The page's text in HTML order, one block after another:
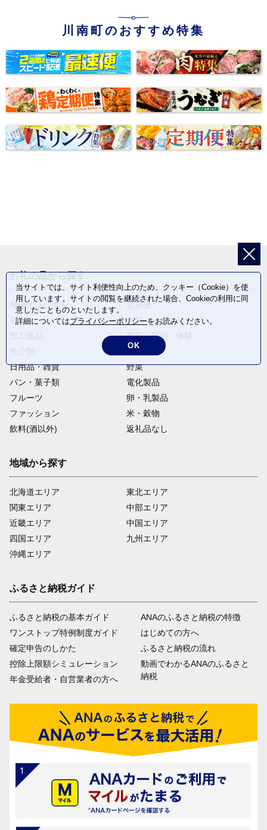
川南町のおすすめ特集
お礼の品から探す
ANAオリジナル
定期便
酒
肉類
旅行・宿泊・体験
麺類
日用品・雑貨
野菜
パン・菓子類
電化製品
フルーツ
卵・乳製品
ファッション
米・穀物
飲料(酒以外)
返礼品なし
地域から探す
北海道エリア
関東エリア
近畿エリア
四国エリア
沖縄エリア
東北エリア
中部エリア
中国エリア
九州エリア
ふるさと納税ガイド
ふるさと納税の基本ガイド
ワンストップ特例制度ガイド
確定申告のしかた
控除上限額シミュレーション
年金受給者・自営業者の方へ
ANAのふるさと納税の特徴
はじめての方へ
ふるさと納税の流れ
動画でわかるANAのふるさと
納税
当サイトでは、サイト利便性向上のため、クッキー（Cookie）を使
用しています。サイトの閲覧を継続された場合、Cookieの利用に同
意したことものといたします。
詳細についてはプライバシーポリシーをお読みください。
OK